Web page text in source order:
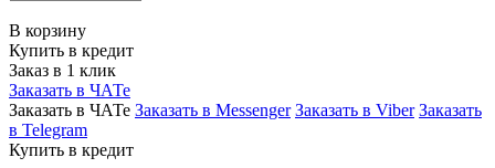
В корзину
Купить в кредит
Заказ в 1 клик
Заказать в ЧАТе
Заказать в ЧАТе Заказать в Messenger Заказать в Viber Заказать
в Telegram
Купить в кредит